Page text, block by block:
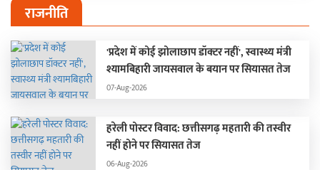
राजनीति
'प्रदेश में कोई झोलाछाप डॉक्टर नहीं', स्वास्थ्य मंत्री
श्यामबिहारी जायसवाल के बयान पर सियासत तेज
07-Aug-2026
हरेली पोस्टर विवाद: छत्तीसगढ़ महतारी की तस्वीर
नहीं होने पर सियासत तेज
06-Aug-2026